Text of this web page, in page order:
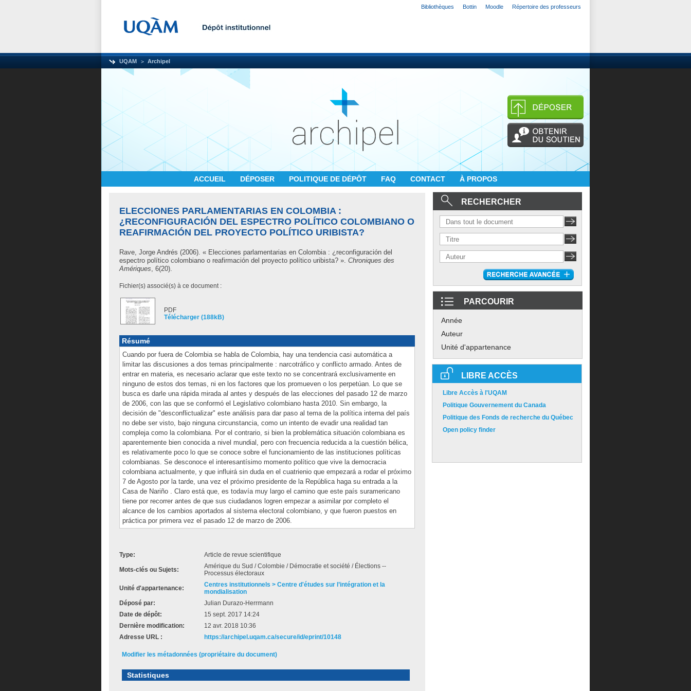
Bibliothèques Bottin Moodle Répertoire des professeurs
UQAM Archipel
ACCUEIL DÉPOSER POLITIQUE DE DÉPÔT FAQ CONTACT À PROPOS
ELECCIONES PARLAMENTARIAS EN COLOMBIA :
¿RECONFIGURACIÓN DEL ESPECTRO POLÍTICO COLOMBIANO O
REAFIRMACIÓN DEL PROYECTO POLÍTICO URIBISTA?
Rave, Jorge Andrés (2006). « Elecciones parlamentarias en Colombia : ¿reconfiguración del
espectro político colombiano o reafirmación del proyecto político uribista? ». Chroniques des
Amériques, 6(20).
Fichier(s) associé(s) à ce document :
PDF
Télécharger (188kB)
Résumé
Cuando por fuera de Colombia se habla de Colombia, hay una tendencia casi automática a
limitar las discusiones a dos temas principalmente : narcotráfico y conflicto armado. Antes de
entrar en materia, es necesario aclarar que este texto no se concentrará exclusivamente en
ninguno de estos dos temas, ni en los factores que los promueven o los perpetúan. Lo que se
busca es darle una rápida mirada al antes y después de las elecciones del pasado 12 de marzo
de 2006, con las que se conformó el Legislativo colombiano hasta 2010. Sin embargo, la
decisión de "desconflictualizar" este análisis para dar paso al tema de la política interna del país
no debe ser visto, bajo ninguna circunstancia, como un intento de evadir una realidad tan
compleja como la colombiana. Por el contrario, si bien la problemática situación colombiana es
aparentemente bien conocida a nivel mundial, pero con frecuencia reducida a la cuestión bélica,
es relativamente poco lo que se conoce sobre el funcionamiento de las instituciones políticas
colombianas. Se desconoce el interesantísimo momento político que vive la democracia
colombiana actualmente, y que influirá sin duda en el cuatrienio que empezará a rodar el próximo
7 de Agosto por la tarde, una vez el próximo presidente de la República haga su entrada a la
Casa de Nariño . Claro está que, es todavía muy largo el camino que este país suramericano
tiene por recorrer antes de que sus ciudadanos logren empezar a asimilar por completo el
alcance de los cambios aportados al sistema electoral colombiano, y que fueron puestos en
práctica por primera vez el pasado 12 de marzo de 2006.
Type: Article de revue scientifique
Mots-clés ou Sujets:
Amérique du Sud / Colombie / Démocratie et société / Élections --
Processus électoraux
Unité d'appartenance:
Centres institutionnels > Centre d'études sur l’intégration et la
mondialisation
Déposé par:
Julian Durazo-Herrmann
Date de dépôt:
15 sept. 2017 14:24
Dernière modification:
12 avr. 2018 10:36
Adresse URL :
https://archipel.uqam.ca/secure/id/eprint/10148
Modifier les métadonnées (propriétaire du document)
Statistiques
RECHERCHER
PARCOURIR
Année
Auteur
Unité d'appartenance
LIBRE ACCÈS
Libre Accès à l'UQAM
Politique Gouvernement du Canada
Politique des Fonds de recherche du Québec
Open policy finder